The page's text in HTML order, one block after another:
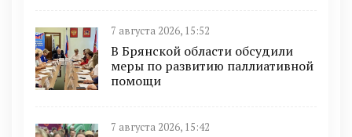
7 августа 2026, 15:52
В Брянской области обсудили
меры по развитию паллиативной
помощи
7 августа 2026, 15:42